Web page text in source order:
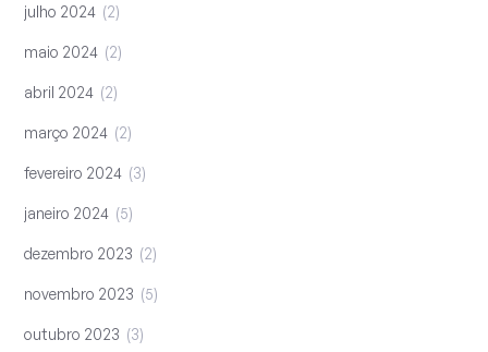
julho 2024 2
maio 2024 2
abril 2024 2
março 2024 2
fevereiro 2024 3
janeiro 2024 5
dezembro 2023 2
novembro 2023 5
outubro 2023 3